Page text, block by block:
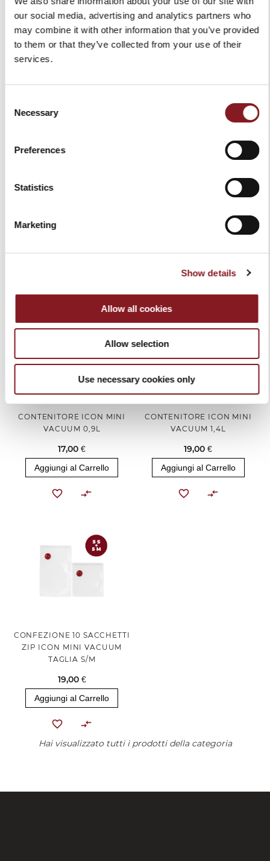
our social media, advertising and analytics partners who
may combine it with other information that you’ve provided
to them or that they’ve collected from your use of their
services.
Selection
Necessary
Preferences
Statistics
Marketing
Show details
Allow all cookies
Allow selection
Use necessary cookies only
124,00 € 111,60 €
Aggiungi al Carrello
119,00 € 107,10 €
Aggiungi al Carrello
149,00 €
CONTENITORE 0,5 L - ICON
CONTENITORE ICON MINI
VACUUM 0,9L
17,00 €
Aggiungi al Carrello
CONTENITORE ICON MINI
VACUUM 1,4L
19,00 €
Aggiungi al Carrello
CONFEZIONE 10 SACCHETTI
ZIP ICON MINI VACUUM
TAGLIA S/M
19,00 €
Aggiungi al Carrello
Hai visualizzato tutti i prodotti della categoria